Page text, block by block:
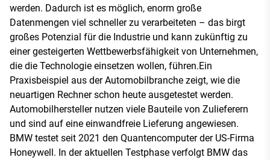
werden. Dadurch ist es möglich, enorm große
Datenmengen viel schneller zu verarbeiteten – das birgt
großes Potenzial für die Industrie und kann zukünftig zu
einer gesteigerten Wettbewerbsfähigkeit von Unternehmen,
die die Technologie einsetzen wollen, führen.Ein
Praxisbeispiel aus der Automobilbranche zeigt, wie die
neuartigen Rechner schon heute ausgetestet werden.
Automobilhersteller nutzen viele Bauteile von Zulieferern
und sind auf eine einwandfreie Lieferung angewiesen.
BMW testet seit 2021 den Quantencomputer der US-Firma
Honeywell. In der aktuellen Testphase verfolgt BMW das